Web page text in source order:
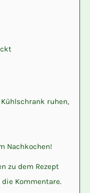
ruhen,
Nachkochen!
zu dem Rezept
Kommentare.